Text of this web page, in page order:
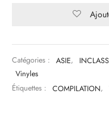
Catégories : ASIE,
Vinyles
Étiquettes :
COMPILATION,